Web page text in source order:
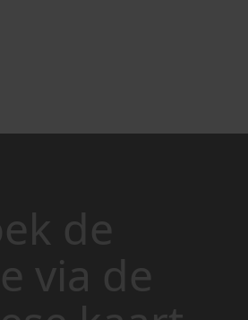
de
via de